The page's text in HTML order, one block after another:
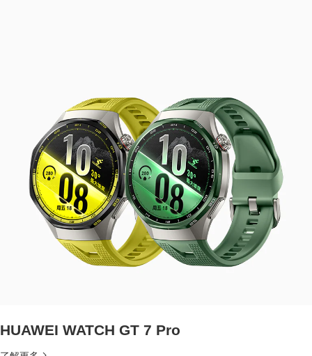
HUAWEI WATCH GT 7 Pro